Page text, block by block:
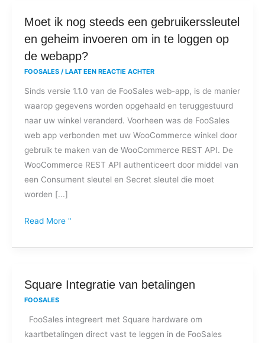
Moet ik nog steeds een gebruikerssleutel
en geheim invoeren om in te loggen op
de webapp?
FOOSALES / LAAT EEN REACTIE ACHTER
Sinds versie 1.1.0 van de FooSales web-app, is de manier
waarop gegevens worden opgehaald en teruggestuurd
naar uw winkel veranderd. Voorheen was de FooSales
web app verbonden met uw WooCommerce winkel door
gebruik te maken van de WooCommerce REST API. De
WooCommerce REST API authenticeert door middel van
een Consument sleutel en Secret sleutel die moet
worden [...]
Moet
ik
nog
gebruikerssleutel
en
geheim
invoeren
om
in
te
loggen
de
Read More "
Square Integratie van betalingen
FOOSALES
FooSales integreert met Square hardware om
kaartbetalingen direct vast te leggen in de FooSales
Square
Integratie